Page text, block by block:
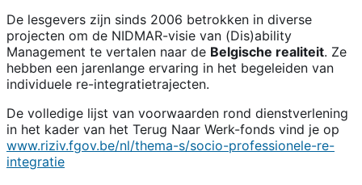
De lesgevers zijn sinds 2006 betrokken in diverse
projecten om de NIDMAR-visie van (Dis)ability
Management te vertalen naar de Belgische realiteit. Ze
hebben een jarenlange ervaring in het begeleiden van
individuele re-integratietrajecten.
De volledige lijst van voorwaarden rond dienstverlening
in het kader van het Terug Naar Werk-fonds vind je op
www.riziv.fgov.be/nl/thema-s/socio-professionele-re-
integratie